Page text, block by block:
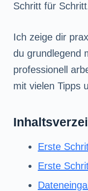
n
Schritt für
Ich zeige dir
du grundlegend
professionell
mit vielen Tipps
Erste
Erste